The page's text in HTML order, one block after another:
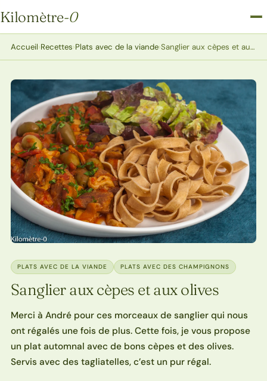
Kilomètre-0
Kilomètre-0
Accueil›Recettes›Plats avec de la viande› Sanglier aux cèpes et aux olives
PLATS AVEC DE LA VIANDE PLATS AVEC DES CHAMPIGNONS
Sanglier aux cèpes et aux olives
Merci à André pour ces morceaux de sanglier qui nous
ont régalés une fois de plus. Cette fois, je vous propose
un plat automnal avec de bons cèpes et des olives.
Servis avec des tagliatelles, c’est un pur régal.